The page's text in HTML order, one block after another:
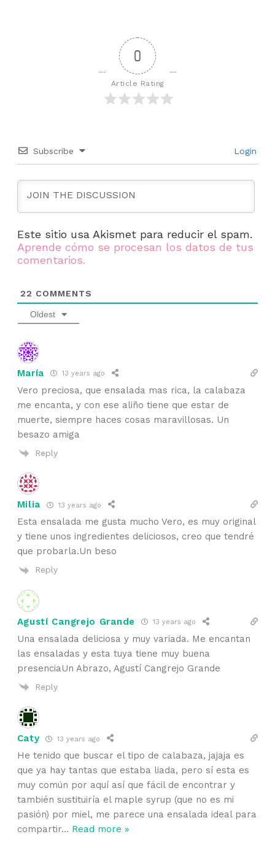
0
Article Rating
Subscribe Login
Este sitio usa Akismet para reducir el spam.
Aprende cómo se procesan los datos de tus
comentarios.
22 COMMENTS
Oldest
María 13 years ago
Vero preciosa, que ensalada mas rica, la calabaza
me encanta, y con ese aliño tiene que estar de
muerte, siempre haces cosas maravillosas. Un
besazo amiga
Reply
Milia 13 years ago
Esta ensalada me gusta mucho Vero, es muy original
y tiene unos ingredientes deliciosos, creo que tendré
que probarla.Un beso
Reply
Agustí Cangrejo Grande 13 years ago
Una ensalada deliciosa y muy variada. Me encantan
las ensaladas y esta tuya tiene muy buena
presenciaUn Abrazo, Agustí Cangrejo Grande
Reply
Caty 13 years ago
He tenido que buscar el tipo de calabaza, jajaja es
que ya hay tantas que estaba liada, pero sí esta es
muy común por aquí así que fácil de encontrar y
también sustituiría el maple syrup (que no es mi
pasión) por miel, me parece una ensalada ideal para
compartir… Read more »